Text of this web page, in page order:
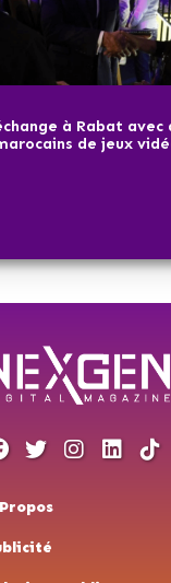
à Rabat avec
de jeux